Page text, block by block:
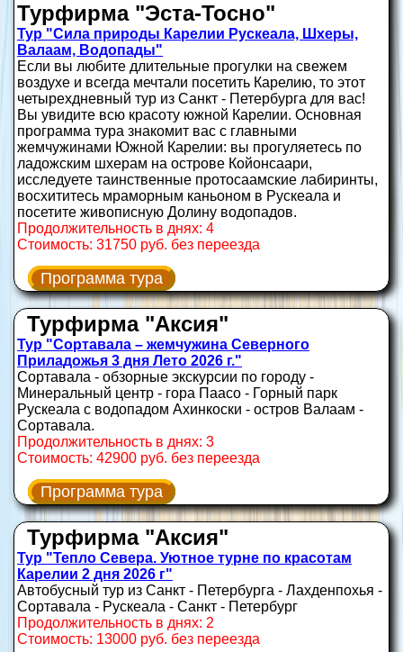
Турфирма "Эста-Тосно"
Тур "Сила природы Карелии Рускеала, Шхеры,
Валаам, Водопады"
Если вы любите длительные прогулки на свежем
воздухе и всегда мечтали посетить Карелию, то этот
четырехдневный тур из Санкт - Петербурга для вас!
Вы увидите всю красоту южной Карелии. Основная
программа тура знакомит вас с главными
жемчужинами Южной Карелии: вы прогуляетесь по
ладожским шхерам на острове Койонсаари,
исследуете таинственные протосаамские лабиринты,
восхититесь мраморным каньоном в Рускеала и
посетите живописную Долину водопадов.
Продолжительность в днях: 4
Стоимость: 31750 руб. без переезда
Программа тура
Турфирма "Аксия"
Тур "Сортавала – жемчужина Северного
Приладожья 3 дня Лето 2026 г."
Сортавала - обзорные экскурсии по городу -
Минеральный центр - гора Паасо - Горный парк
Рускеала с водопадом Ахинкоски - остров Валаам -
Сортавала.
Продолжительность в днях: 3
Стоимость: 42900 руб. без переезда
Программа тура
Турфирма "Аксия"
Тур "Тепло Севера. Уютное турне по красотам
Карелии 2 дня 2026 г"
Автобусный тур из Санкт - Петербурга - Лахденпохья -
Сортавала - Рускеала - Санкт - Петербург
Продолжительность в днях: 2
Стоимость: 13000 руб. без переезда